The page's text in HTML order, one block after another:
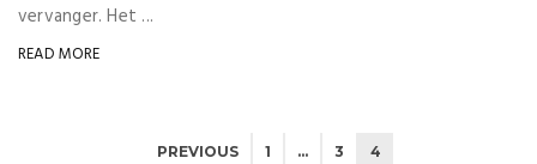
vervanger. Het ...
READ MORE
PREVIOUS 1 … 3 4